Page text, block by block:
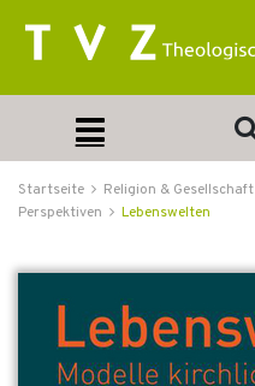
Startseite Religion & Gesellschaft
Perspektiven
Lebenswelten